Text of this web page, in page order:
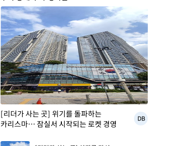
[리더가 사는 곳] 위기를 돌파하는
카리스마… 잠실서 시작되는 로켓 경영
DB